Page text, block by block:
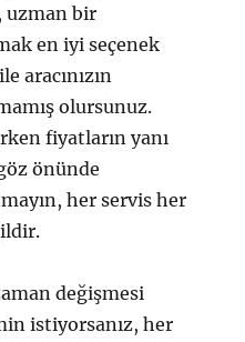
uzman bir
en iyi seçenek
aracınızın
olursunuz.
fiyatların yanı
önünde
her servis her
değişmesi
istiyorsanız, her